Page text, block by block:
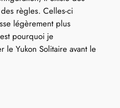
règles. Celles-ci
légèrement plus
pourquoi je
le Yukon Solitaire avant le